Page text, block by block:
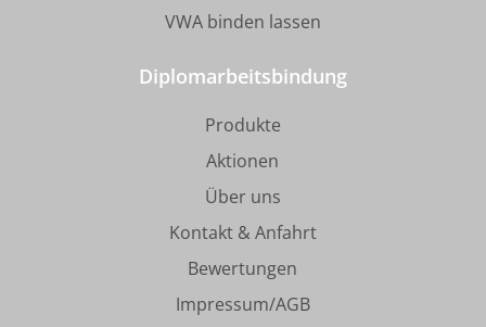
VWA binden lassen
Diplomarbeitsbindung
Produkte
Aktionen
Über uns
Kontakt & Anfahrt
Bewertungen
Impressum/AGB